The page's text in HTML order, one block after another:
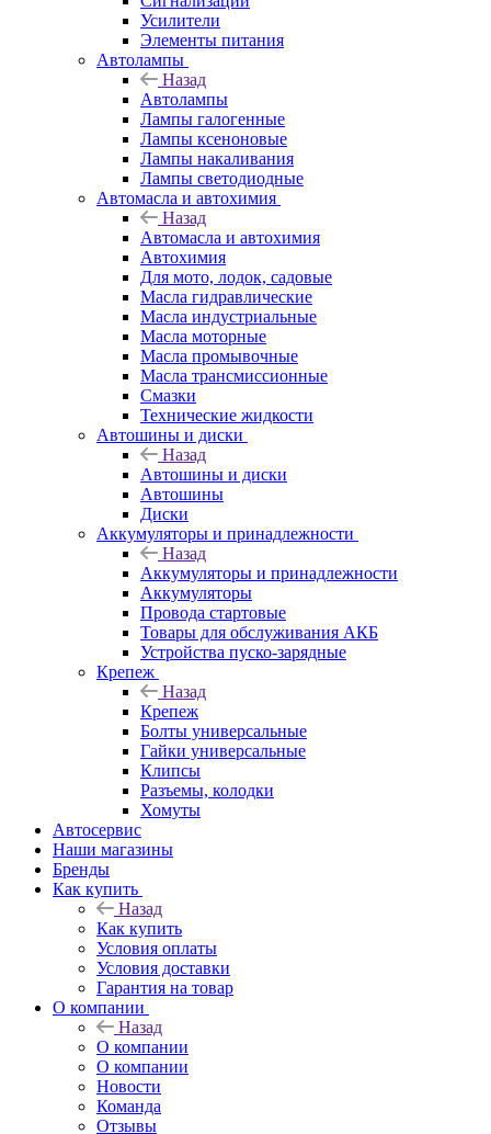
Усилители
Элементы питания
Автолампы
Назад
Автолампы
Лампы галогенные
Лампы ксеноновые
Лампы накаливания
Лампы светодиодные
Автомасла и автохимия
Назад
Автомасла и автохимия
Автохимия
Для мото, лодок, садовые
Масла гидравлические
Масла индустриальные
Масла моторные
Масла промывочные
Масла трансмиссионные
Смазки
Технические жидкости
Автошины и диски
Назад
Автошины и диски
Автошины
Диски
Аккумуляторы и принадлежности
Назад
Аккумуляторы и принадлежности
Аккумуляторы
Провода стартовые
Товары для обслуживания АКБ
Устройства пуско-зарядные
Крепеж
Назад
Крепеж
Болты универсальные
Гайки универсальные
Клипсы
Разъемы, колодки
Хомуты
Автосервис
Наши магазины
Бренды
Как купить
Назад
Как купить
Условия оплаты
Условия доставки
Гарантия на товар
О компании
Назад
О компании
О компании
Новости
Команда
Отзывы